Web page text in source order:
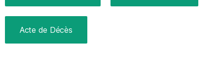
Acte de Décès